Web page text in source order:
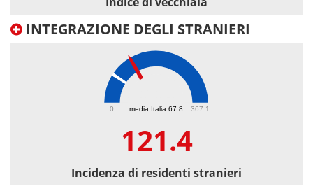
INTEGRAZIONE DEGLI STRANIERI
media Italia 67.8
0 367.1
121.4
Incidenza di residenti stranieri